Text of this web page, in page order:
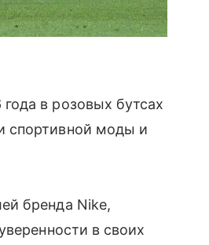
в розовых бутсах
спортивной моды и
бренда Nike,
в своих